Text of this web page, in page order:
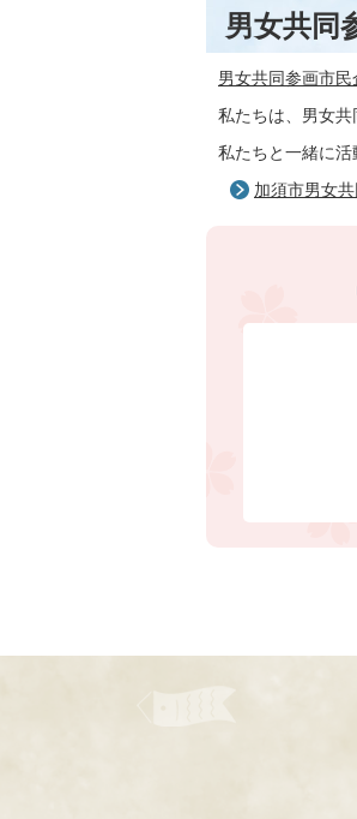
男女共同
男女共同参画市民
私たちは、男女共
私たちと一緒に活
加須市男女